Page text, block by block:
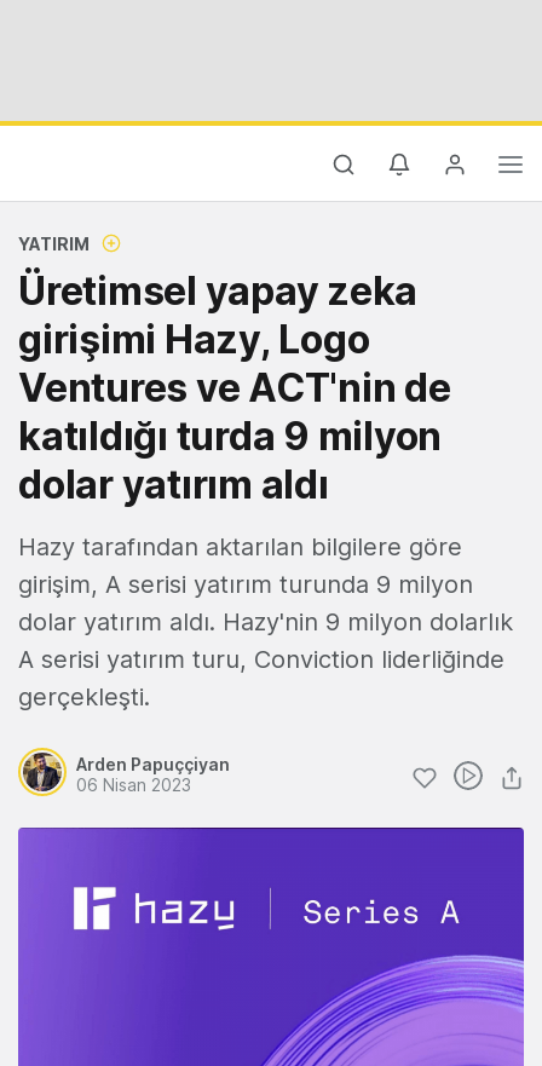
YATIRIM
Üretimsel yapay zeka
girişimi Hazy, Logo
Ventures ve ACT'nin de
katıldığı turda 9 milyon
dolar yatırım aldı
Hazy tarafından aktarılan bilgilere göre
girişim, A serisi yatırım turunda 9 milyon
dolar yatırım aldı. Hazy'nin 9 milyon dolarlık
A serisi yatırım turu, Conviction liderliğinde
gerçekleşti.
Arden Papuççiyan
06 Nisan 2023